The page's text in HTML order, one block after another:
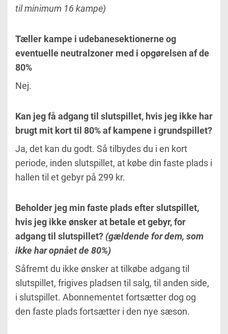
til minimum 16 kampe)
Tæller kampe i udebanesektionerne og
eventuelle neutralzoner med i opgørelsen af de
80%
Nej.
Kan jeg få adgang til slutspillet, hvis jeg ikke har
brugt mit kort til 80% af kampene i grundspillet?
Ja, det kan du godt. Så tilbydes du i en kort
periode, inden slutspillet, at købe din faste plads i
hallen til et gebyr på 299 kr.
Beholder jeg min faste plads efter slutspillet,
hvis jeg ikke ønsker at betale et gebyr, for
adgang til slutspillet? (gældende for dem, som
ikke har opnået de 80%)
Såfremt du ikke ønsker at tilkøbe adgang til
slutspillet, frigives pladsen til salg, til anden side,
i slutspillet. Abonnementet fortsætter dog og
den faste plads fortsætter i den nye sæson.